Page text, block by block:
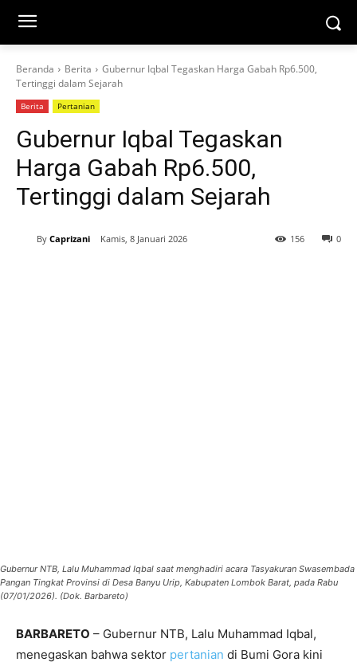
Beranda Berita
Gubernur Iqbal Tegaskan Harga Gabah Rp6.500,
Tertinggi dalam Sejarah
Berita Pertanian
Gubernur Iqbal Tegaskan
Harga Gabah Rp6.500,
Tertinggi dalam Sejarah
By Caprizani Kamis, 8 Januari 2026 0
156
Gubernur NTB, Lalu Muhammad Iqbal saat menghadiri acara Tasyakuran Swasembada
Pangan Tingkat Provinsi di Desa Banyu Urip, Kabupaten Lombok Barat, pada Rabu
(07/01/2026). (Dok. Barbareto)
BARBARETO – Gubernur NTB, Lalu Muhammad Iqbal,
menegaskan bahwa sektor pertanian di Bumi Gora kini